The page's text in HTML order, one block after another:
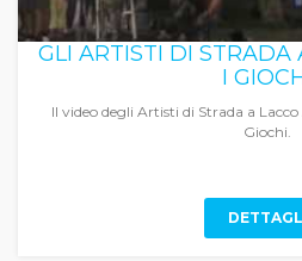
GLI ARTISTI DI STRADA
I
Il video degli Artisti di Strada a
Giochi.